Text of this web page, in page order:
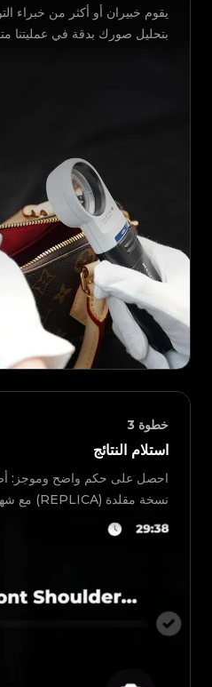
يقوم خبيران أو أكثر من خبراء
بتحليل صورك بدقة في عمليتنا
خطوة 3
استلام النتائج
نسخة مقلدة (REPLICA) مع شهادة رقمية مجانية كإثبات.